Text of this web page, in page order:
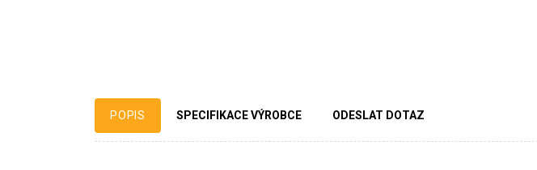
POPIS SPECIFIKACE VÝROBCE ODESLAT DOTAZ